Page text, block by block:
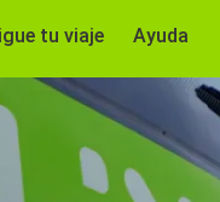
tu viaje Ayuda